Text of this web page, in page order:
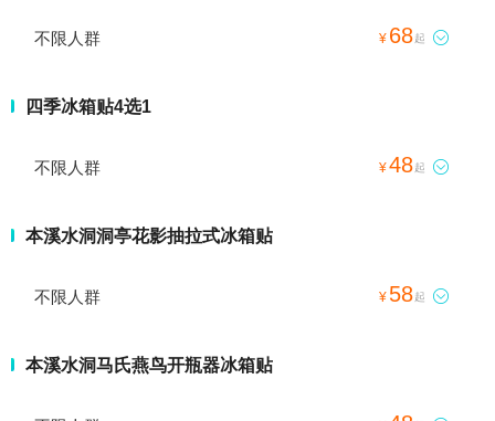
不限人群 ¥ 68起 
四季冰箱贴4选1
不限人群 ¥48起 
本溪水洞洞亭花影抽拉式冰箱贴
不限人群 ¥ 58起 
本溪水洞马氏燕鸟开瓶器冰箱贴